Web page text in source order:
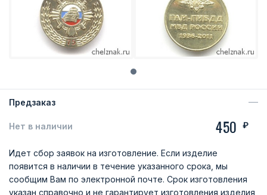
Предзаказ
Нет в наличии 450 ₽
Идет сбор заявок на изготовление. Если изделие
появится в наличии в течение указанного срока, мы
сообщим Вам по электронной почте. Срок изготовления
указан справочно и не гарантирует изготовления изделия